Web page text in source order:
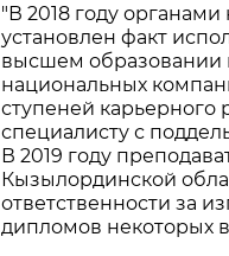
"В 2018 году
установлен факт
высшем образовании
национальных
ступеней карьерного
специалисту с
В 2019 году
Кызылординской
ответственности за
дипломов некоторых